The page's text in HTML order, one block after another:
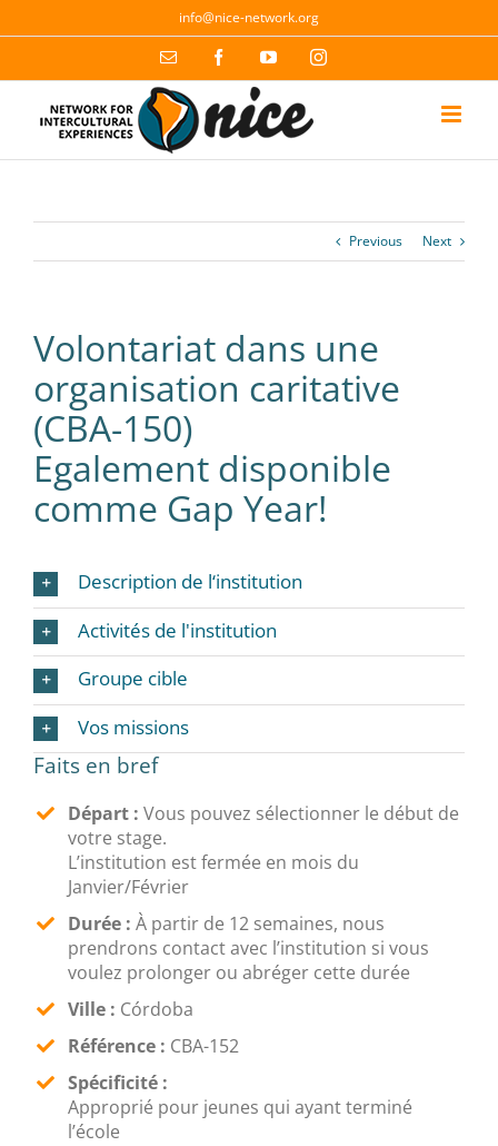
to
info@nice-network.org
Email FacebookYouTubeInstagram
Previous Next
Volontariat dans une
organisation caritative
(CBA-150)
Egalement disponible
comme Gap Year!
Description de l‘institution
Activités de l'institution
Groupe cible
Vos missions
Faits en bref
Départ : Vous pouvez sélectionner le début de
votre stage.
L’institution est fermée en mois du
Janvier/Février
Durée :À partir de 12 semaines, nous
prendrons contact avec l’institution si vous
voulez prolonger ou abréger cette durée
Ville : Córdoba
Référence : CBA-152
Spécificité :
Approprié pour jeunes qui ayant terminé
l’école